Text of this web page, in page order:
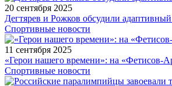
20 сентября 2025
Дегтярев и Рожков обсудили
Спортивные новости
11 сентября 2025
«Герои нашего времени»: на «Фетисов-
Спортивные новости